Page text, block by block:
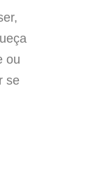
ou
se